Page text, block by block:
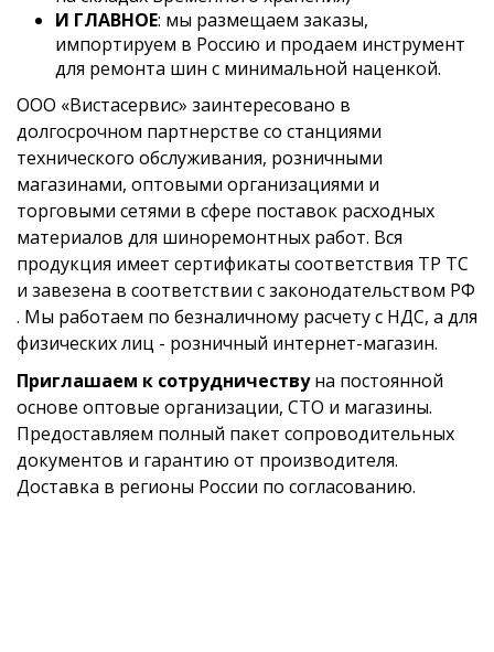
И ГЛАВНОЕ: мы размещаем заказы,
импортируем в Россию и продаем инструмент
для ремонта шин с минимальной наценкой.
ООО «Вистасервис» заинтересовано в
долгосрочном партнерстве со станциями
технического обслуживания, розничными
магазинами, оптовыми организациями и
торговыми сетями в сфере поставок расходных
материалов для шиноремонтных работ. Вся
продукция имеет сертификаты соответствия ТР ТС
и завезена в соответствии с законодательством РФ
. Мы работаем по безналичному расчету с НДС, а для
физических лиц - розничный интернет-магазин.
Приглашаем к сотрудничествуна постоянной
основе оптовые организации, СТО и магазины.
Предоставляем полный пакет сопроводительных
документов и гарантию от производителя.
Доставка в регионы России по согласованию.